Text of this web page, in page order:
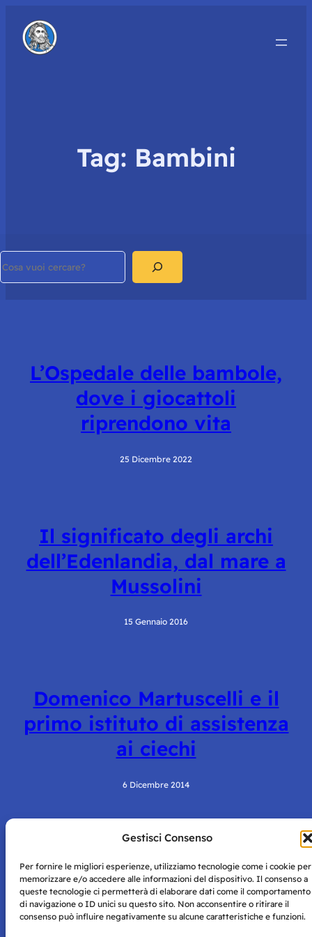
Gestisci Consenso
Per fornire le migliori esperienze, utilizziamo tecnologie come i cookie per
memorizzare e/o accedere alle informazioni del dispositivo. Il consenso a
queste tecnologie ci permetterà di elaborare dati come il comportamento
di navigazione o ID unici su questo sito. Non acconsentire o ritirare il
consenso può influire negativamente su alcune caratteristiche e funzioni.
Tag: Bambini
L’Ospedale delle bambole,
dove i giocattoli
riprendono vita
25 Dicembre 2022
Il significato degli archi
dell’Edenlandia, dal mare a
Mussolini
15 Gennaio 2016
Domenico Martuscelli e il
primo istituto di assistenza
ai ciechi
6 Dicembre 2014
Storie di Napoli è una testata registrata presso il tribunale di